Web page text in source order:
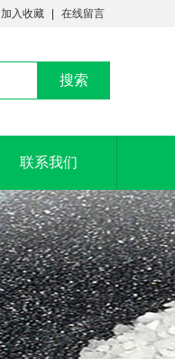
加入收藏 在线留言
联系我们